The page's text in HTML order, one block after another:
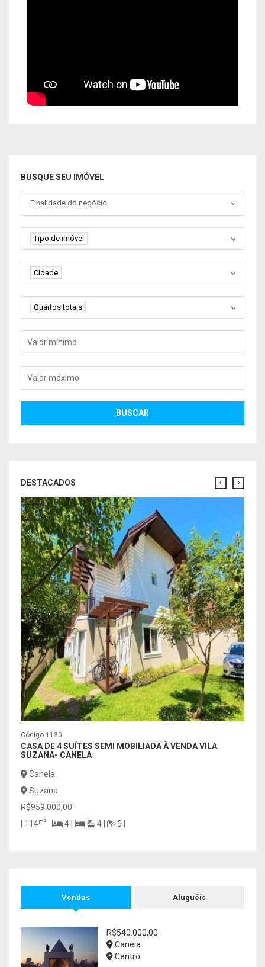
BUSQUE SEU IMÓVEL
Tipo negociação
Finalidade do negócio
Tipo de imóvel
Tipo de imóvel
Cidade
Cidade
Quartos
Quartos totais
Valor mínimo
Valor máximo
BUSCAR
DESTACADOS
Código 1130
CASA DE 4 SUÍTES SEMI MOBILIADA À VENDA VILA
SUZANA- CANELA
Canela
Suzana
R$959.000,00
| 114m² 4 | 4 | 5 |
Vendas Aluguéis
R$540.000,00
Canela
Centro